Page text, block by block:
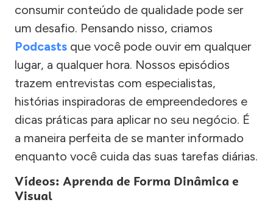
consumir conteúdo de qualidade pode ser
um desafio. Pensando nisso, criamos
Podcasts que você pode ouvir em qualquer
lugar, a qualquer hora. Nossos episódios
trazem entrevistas com especialistas,
histórias inspiradoras de empreendedores e
dicas práticas para aplicar no seu negócio. É
a maneira perfeita de se manter informado
enquanto você cuida das suas tarefas diárias.
Vídeos: Aprenda de Forma Dinâmica e
Visual